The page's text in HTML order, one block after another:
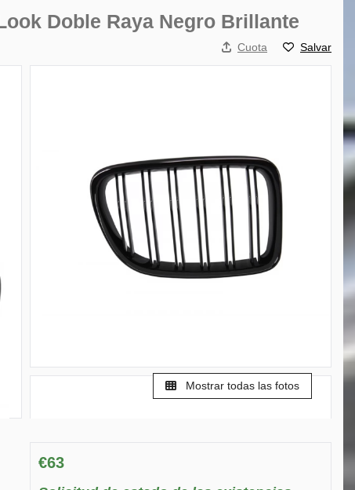
Doble Raya Negro Brillante
Cuota Salvar
Mostrar todas las fotos
€63